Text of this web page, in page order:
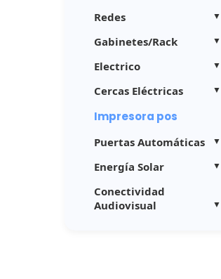
Redes
Gabinetes/Rack
Electrico
Cercas Eléctricas
Impresora pos
Puertas Automáticas
Energía Solar
Conectividad
Audiovisual